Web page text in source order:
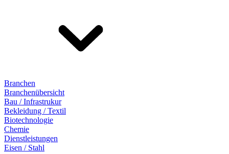
Branchen
Branchenübersicht
Bau / Infrastrukur
Bekleidung / Textil
Biotechnologie
Chemie
Dienstleistungen
Eisen / Stahl